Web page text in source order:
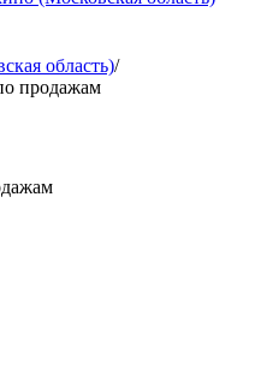
область)/
продажам